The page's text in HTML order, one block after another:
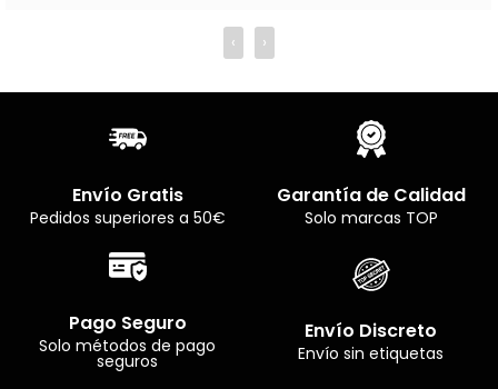
‹ ›
Envío Gratis
Pedidos superiores a 50€
Garantía de Calidad
Solo marcas TOP
Pago Seguro
Solo métodos de pago
seguros
Envío Discreto
Envío sin etiquetas